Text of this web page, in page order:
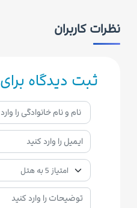
نظرات کاربران
ثبت دیدگاه